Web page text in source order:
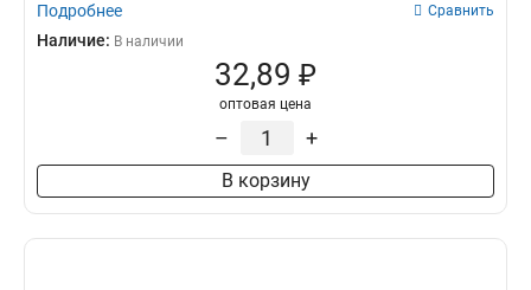
Подробнее Сравнить
Наличие: В наличии
32,89 ₽
оптовая цена
– +
В корзину